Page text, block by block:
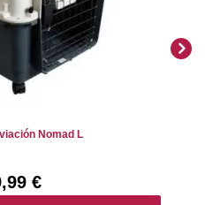
Nomad L
€